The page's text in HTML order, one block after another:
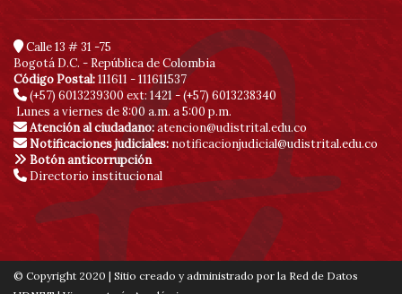
Calle 13 # 31 -75
Bogotá D.C. - República de Colombia
Código Postal:111611 - 111611537
(+57) 6013239300 ext: 1421 - (+57) 6013238340
Lunes a viernes de 8:00 a.m. a 5:00 p.m.
Atención al ciudadano:atencion@udistrital.edu.co
Notificaciones judiciales: notificacionjudicial@udistrital.edu.co
Botón anticorrupción
Directorio institucional
© Copyright 2020 | Sitio creado y administrado por la Red de Datos